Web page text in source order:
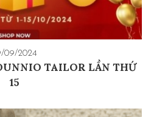
09/2024
TAILOR LẦN THỨ
15